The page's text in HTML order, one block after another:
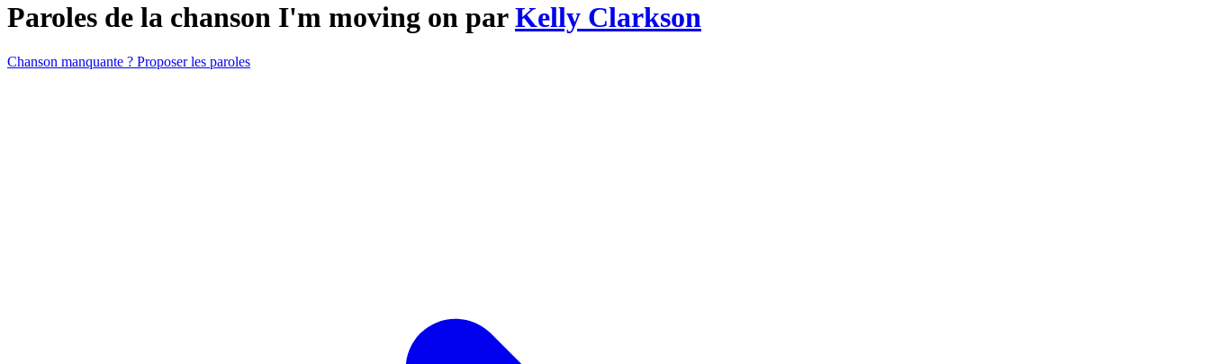
Paroles de la chanson I'm moving on parKelly Clarkson
Chanson manquante ? Proposer les paroles